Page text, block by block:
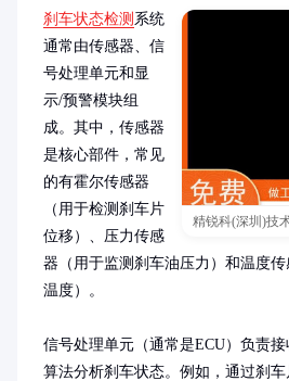
精锐科(深圳)技
刹车状态检测 系统
通常由传感器、信
号处理单元和显
示/预警模块组
成。其中，传感器
是核心部件，常见
的有霍尔传感器
（用于检测刹车片
位移）、压力传感
器（用于监测刹车油压力）和温度
温度）。
信号处理单元（通常是ECU）负责
算法分析刹车状态。例如，通过刹